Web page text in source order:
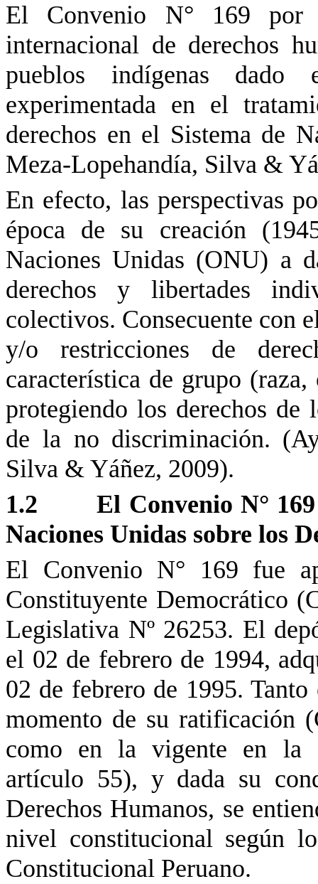
El Convenio N° 169 por
internacional de derechos
pueblos indígenas
experimentada en el
derechos en el Sistema de
Meza-Lopehandía, Silva &
En efecto, las perspectivas
época de su creación
Naciones Unidas (ONU) a
derechos y libertades
colectivos. Consecuente con
y/o restricciones de
característica de grupo
protegiendo los derechos
de la no discriminación.
Silva & Yáñez, 2009).
1.2
El ConvenioN°
Naciones Unidas sobre los
El Convenio N° 169 fue
Constituyente Democrático
Legislativa Nº26253. El
el 02 de febrero de 1994,
02 de febrero de 1995.
momento de su ratificación
como en la vigente en la
artículo 55), y dada su
Derechos Humanos, se
nivel constitucional según
Constitucional Peruano.